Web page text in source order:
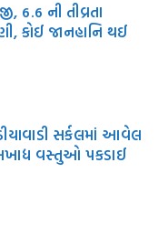
6.6 ની તીવ્રતા
કોઈ જાનહાનિ થઈ
સર્કલમાં આવેલ
વસ્તુઓ પકડાઈ